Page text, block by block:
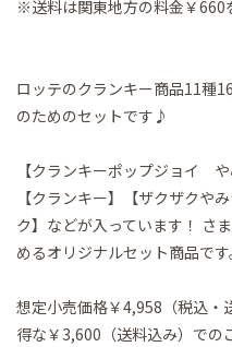
※送料は関東地方の料金￥660
ロッテのクランキー商品11種
のためのセットです♪
【クランキーポップジョイ
【クランキー】【ザクザクや
ク】などが入っています！ さ
めるオリジナルセット商品です
想定小売価格￥4,958（税込・
得な￥3,600（送料込み）での